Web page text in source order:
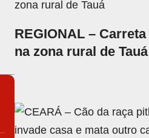
REGIONAL –
na zona rural de Tauá